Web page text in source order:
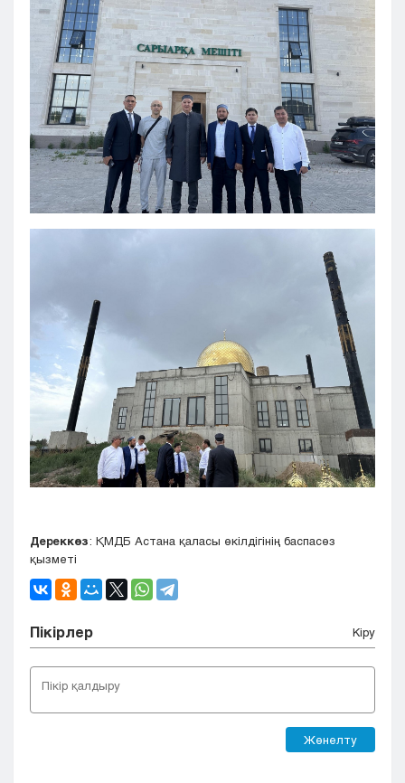
Дереккөз: ҚМДБ Астана қаласы өкілдігінің баспасөз
қызметі
Пікірлер Кіру
Жөнелту